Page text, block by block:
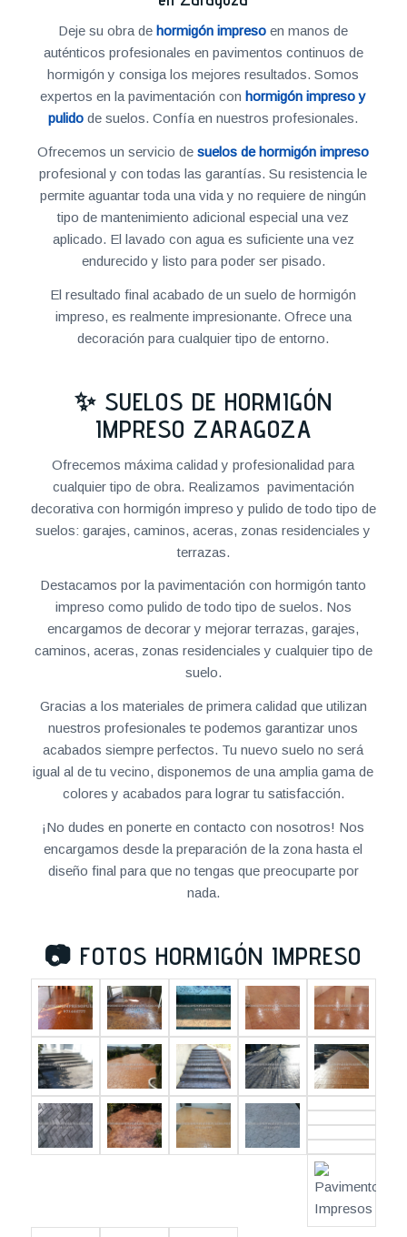
Deje su obra dehormigón impreso en manos de
auténticos profesionales en pavimentos continuos de
hormigón y consiga los mejores resultados. Somos
expertos en la pavimentación conhormigón impreso y
pulido de suelos. Confía en nuestros profesionales.
Ofrecemos un servicio desuelos de hormigón impreso
profesional y con todas las garantías. Su resistencia le
permite aguantar toda una vida y no requiere de ningún
tipo de mantenimiento adicional especial una vez
aplicado. El lavado con agua es suficiente una vez
endurecido y listo para poder ser pisado.
El resultado final acabado de un suelo de hormigón
impreso, es realmente impresionante. Ofrece una
decoración para cualquier tipo de entorno.
✨ SUELOS DE HORMIGÓN
IMPRESO ZARAGOZA
Ofrecemos máxima calidad y profesionalidad para
cualquier tipo de obra. Realizamos pavimentación
decorativa con hormigón impreso y pulido de todo tipo de
suelos: garajes, caminos, aceras, zonas residenciales y
terrazas.
Destacamos por la pavimentación con hormigón tanto
impreso como pulido de todo tipo de suelos. Nos
encargamos de decorar y mejorar terrazas, garajes,
caminos, aceras, zonas residenciales y cualquier tipo de
suelo.
Gracias a los materiales de primera calidad que utilizan
nuestros profesionales te podemos garantizar unos
acabados siempre perfectos. Tu nuevo suelo no será
igual al de tu vecino, disponemos de una amplia gama de
colores y acabados para lograr tu satisfacción.
¡No dudes en ponerte en contacto con nosotros! Nos
encargamos desde la preparación de la zona hasta el
diseño final para que no tengas que preocuparte por
nada.
📷 FOTOS HORMIGÓN IMPRESO